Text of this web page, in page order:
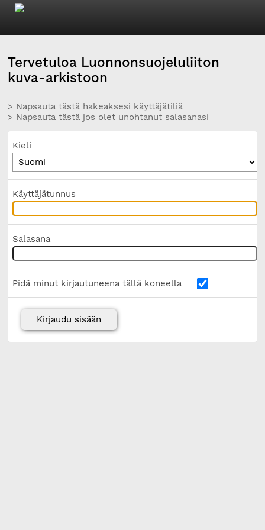
Tervetuloa Luonnonsuojeluliiton
kuva-arkistoon
> Napsauta tästä hakeaksesi käyttäjätiliä
> Napsauta tästä jos olet unohtanut salasanasi
Kieli
Käyttäjätunnus
Salasana
Pidä minut kirjautuneena tällä koneella